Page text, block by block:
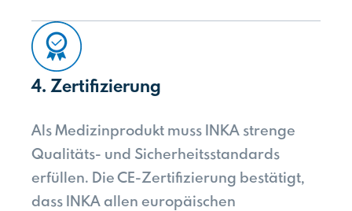
4. Zertifizierung
Als Medizinprodukt muss INKA strenge
Qualitäts- und Sicherheitsstandards
erfüllen. Die CE-Zertifizierung bestätigt,
dass INKA allen europäischen